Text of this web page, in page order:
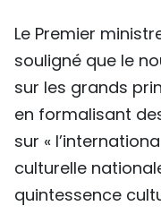
Le Premier
souligné que le
sur les grands
en formalisant
sur «
culturelle
quintessence